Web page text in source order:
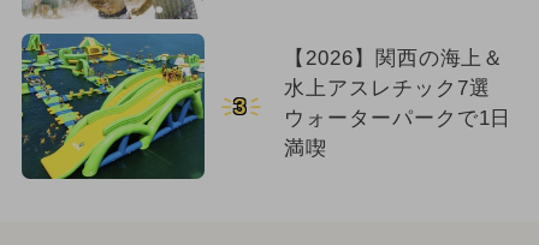
3
【2026】関西の海上＆
水上アスレチック7選
ウォーターパークで1日
満喫